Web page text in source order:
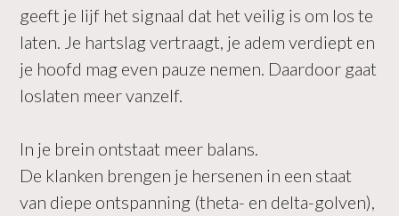
geeft je lijf het signaal dat het veilig is om los te
laten. Je hartslag vertraagt, je adem verdiept en
je hoofd mag even pauze nemen. Daardoor gaat
loslaten meer vanzelf.
In je brein ontstaat meer balans.
De klanken brengen je hersenen in een staat
van diepe ontspanning (theta- en delta-golven),